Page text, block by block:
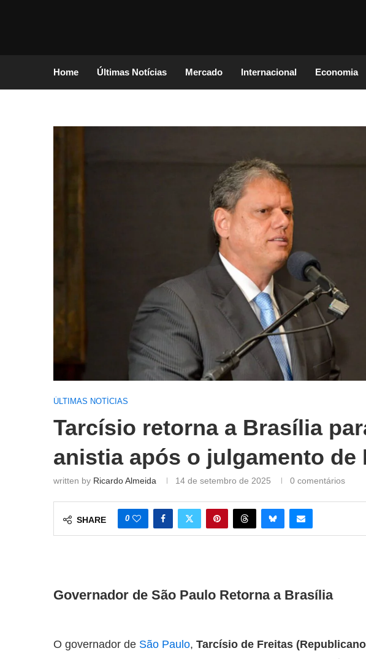
Home Últimas Notícias Mercado Internacional Economia
ÚLTIMAS NOTÍCIAS
Tarcísio retorna a Brasília
anistia após o julgamento de
written by Ricardo Almeida 14 de setembro de 2025 0 comentários
SHARE 0
Governador de São Paulo Retorna a Brasília
O governador de São Paulo, Tarcísio de Freitas